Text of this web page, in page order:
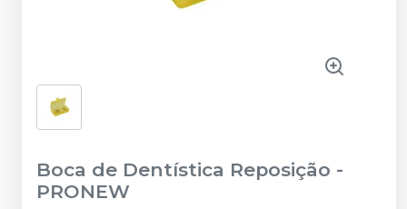
Boca de Dentística Reposição -
PRONEW